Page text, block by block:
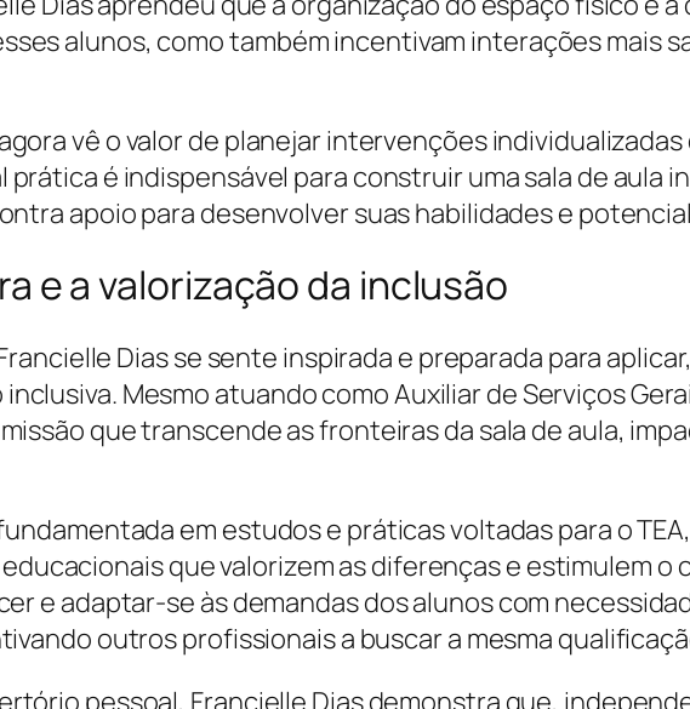
alunos, como também incentivam interações mais
vê o valor de planejar intervenções
é indispensável para construir uma sala de aula
apoio para desenvolver suas habilidades e
e a valorização da inclusão
Dias se sente inspirada e preparada para
Mesmo atuando como Auxiliar de Serviços
que transcende as fronteiras da sala de aula,
em estudos e práticas voltadas para o
que valorizem as diferenças e estimulem o
e adaptar-se às demandas dos alunos com
outros profissionais a buscar a mesma
pessoal, Francielle Dias demonstra que,